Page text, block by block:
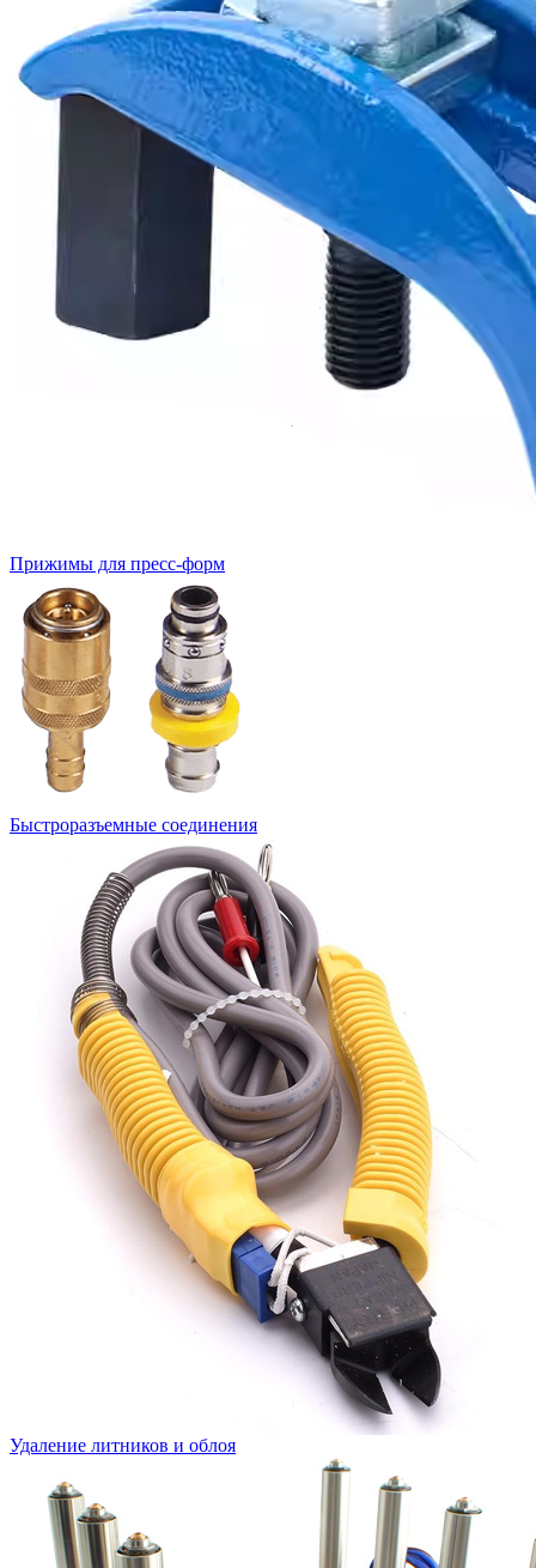
Прижимы для пресс-форм
Быстроразъемные соединения
Удаление литников и облоя